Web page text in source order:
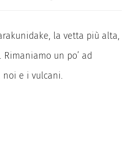
la vetta più alta,
Rimaniamo un po’ ad
noi e i vulcani.